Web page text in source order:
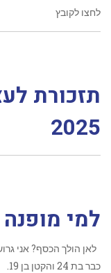
לחצו לקובץ
תזכורת
2025
למי
כבר בת 24 והקטן בן 19.